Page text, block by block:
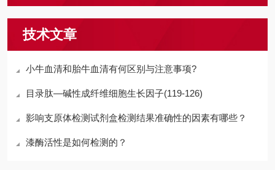
技术文章
小牛血清和胎牛血清有何区别与注意事项?
目录肽—碱性成纤维细胞生长因子(119-126)
影响支原体检测试剂盒检测结果准确性的因素有哪些？
漆酶活性是如何检测的？